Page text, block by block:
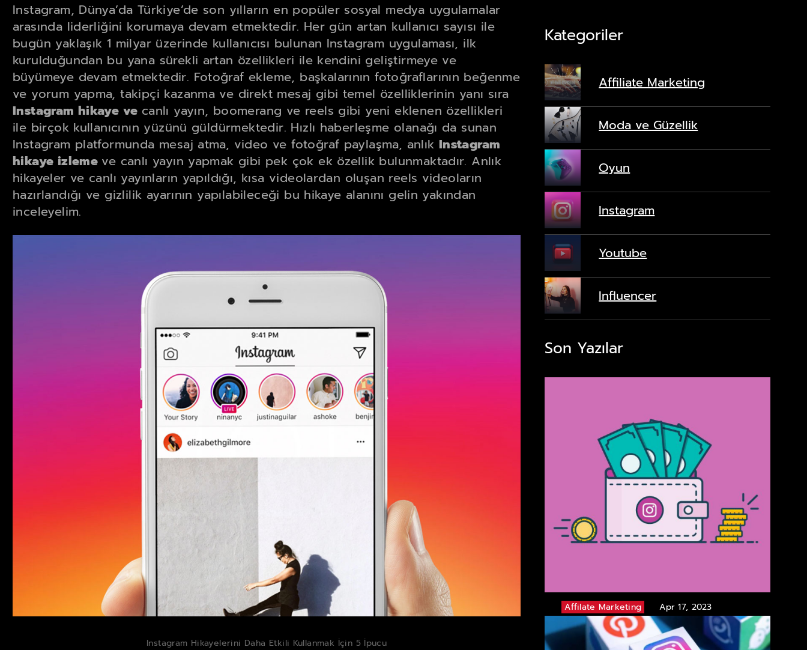
Instagram, Dünya’da Türkiye’de son yılların en popüler sosyal medya uygulamalar
arasında liderliğini korumaya devam etmektedir. Her gün artan kullanıcı sayısı ile
bugün yaklaşık 1 milyar üzerinde kullanıcısı bulunan Instagram uygulaması, ilk
kurulduğundan bu yana sürekli artan özellikleri ile kendini geliştirmeye ve
büyümeye devam etmektedir. Fotoğraf ekleme, başkalarının fotoğraflarının beğenme
ve yorum yapma, takipçi kazanma ve direkt mesaj gibi temel özelliklerinin yanı sıra
Instagram hikaye ve canlı yayın, boomerang ve reels gibi yeni eklenen özellikleri
ile birçok kullanıcının yüzünü güldürmektedir. Hızlı haberleşme olanağı da sunan
Instagram platformunda mesaj atma, video ve fotoğraf paylaşma, anlık Instagram
hikaye izleme ve canlı yayın yapmak gibi pek çok ek özellik bulunmaktadır. Anlık
hikayeler ve canlı yayınların yapıldığı, kısa videolardan oluşan reels videoların
hazırlandığı ve gizlilik ayarının yapılabileceği bu hikaye alanını gelin yakından
inceleyelim.
Instagram Hikayelerini Daha Etkili Kullanmak İçin 5 İpucu
Kategoriler
Affiliate Marketing
Moda ve Güzellik
Oyun
Instagram
Youtube
Influencer
Son Yazılar
Affilate Marketing Apr 17, 2023
Instagram Influencer Fiyatları